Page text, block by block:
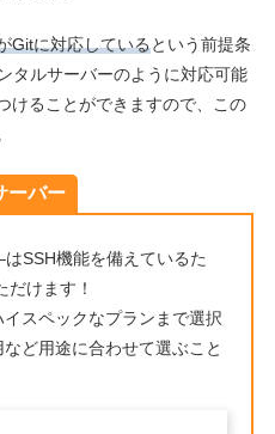
Gitに対応しているという前提条
タルサーバーのように対応可能
けることができますので、この
ーバー
SSH機能を備えているた
けます！
スペックなプランまで選択
ど用途に合わせて選ぶこと